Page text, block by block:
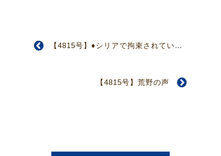
【4815号】♦シリアで拘束されている日本人の解放とシリアの平和のために祈る会♦ 教団三役の招集にて緊急祈祷会
【4815号】荒野の声